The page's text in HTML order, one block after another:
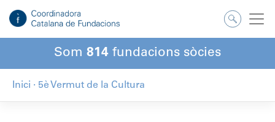
contingut
Som 814 fundacions sòcies
Inici · 5è Vermut de la Cultura